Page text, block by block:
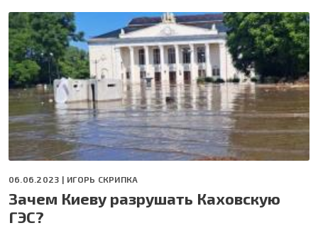
06.06.2023 | ИГОРЬ СКРИПКА
Зачем Киеву разрушать Каховскую
ГЭС?